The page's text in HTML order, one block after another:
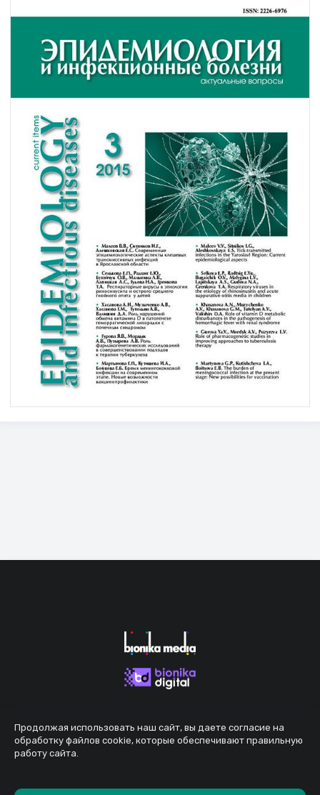
Продолжая использовать наш сайт, вы даете согласие на
обработку файлов cookie, которые обеспечивают правильную
работу сайта.